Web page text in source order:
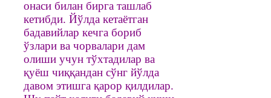
онаси билан бирга ташлаб
кетибди. Йўлда кетаётган
бадавийлар кечга бориб
ўзлари ва чорвалари дам
олиши учун тўхтадилар ва
қуёш чиққандан сўнг йўлда
давом этишга қарор қилдилар.